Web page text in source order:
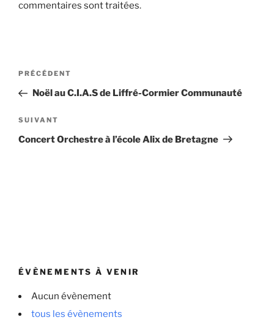
commentaires sont traitées.
Navigation
l’article
Article
précédent
PRÉCÉDENT
Noël au C.I.A.S de Liffré-Cormier Communauté
Article
suivant
SUIVANT
Concert Orchestre à l’école Alix de Bretagne
ÉVÈNEMENTS À VENIR
Aucun évènement
tous les évènements